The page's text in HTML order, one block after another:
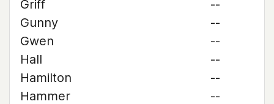
Griff
--
Gunny
--
Gwen
--
Hall
--
Hamilton
--
Hammer
--